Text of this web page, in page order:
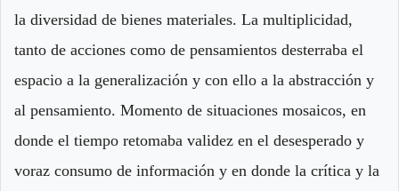
la diversidad de bienes materiales. La multiplicidad,
tanto de acciones como de pensamientos desterraba el
espacio a la generalización y con ello a la abstracción y
al pensamiento. Momento de situaciones mosaicos, en
donde el tiempo retomaba validez en el desesperado y
voraz consumo de información y en donde la crítica y la